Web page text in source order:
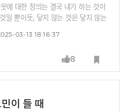
에 대한 정의는 결국 내가 하는 것이
일 뿐이듯, 닿지 않는 것은 닿지 않는
번아웃에 대한 생각을 들어보시겠
03-13 18:16:37
8
이 들 때